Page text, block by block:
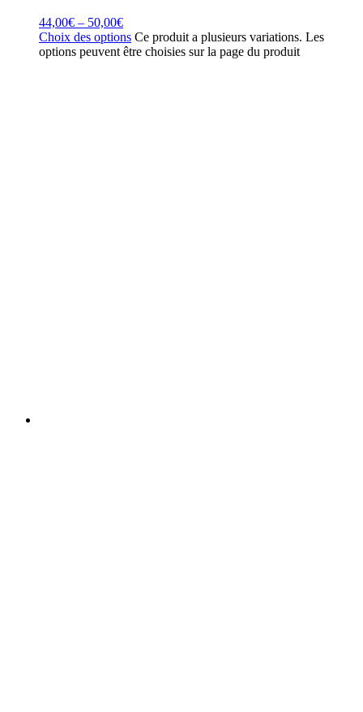
44,00€ – 50,00€
Choix des options Ce produit a plusieurs variations. Les
options peuvent être choisies sur la page du produit